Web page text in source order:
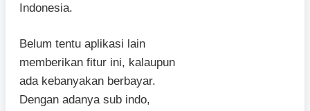
Indonesia.
Belum tentu aplikasi lain
memberikan fitur ini, kalaupun
ada kebanyakan berbayar.
Dengan adanya sub indo,